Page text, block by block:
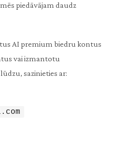
piedāvājam daudz
AI premium biedru kontus
vai izmantotu
sazinieties ar: